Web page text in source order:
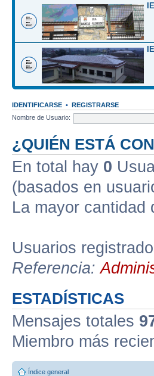
IDENTIFICARSE • REGISTRARSE
Nombre de Usuario:
¿QUIÉN ESTÁ
En total hay 0
(basados en
La mayor
Usuarios
Referencia:
ESTADÍSTICAS
Mensajes totales
Miembro más
Índice general